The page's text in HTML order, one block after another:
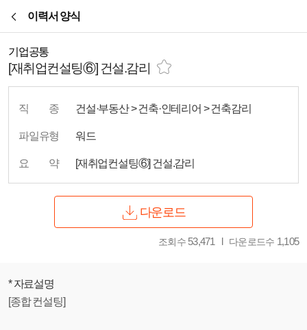
이력서 양식
기업공통
[재취업컨설팅⑥] 건설.감리
직 종 건설·부동산 > 건축·인테리어 > 건축감리
파일유형 워드
요 약 [재취업컨설팅⑥] 건설.감리
다운로드
조회수 53,471 다운로드수 1,105
* 자료설명
[종합 컨설팅]